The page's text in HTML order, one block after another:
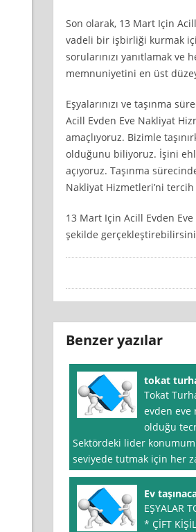
Son olarak, 13 Mart Için
vadeli bir işbirliği kurmak
sorularınızı yanıtlamak
memnuniyetini en üst
Eşyalarınızı ve taşınma
Acill Evden Eve Nakliyat
amaçlıyoruz. Bizimle
olduğunu biliyoruz. İşini ehli
açıyoruz. Taşınma
Nakliyat Hizmetleri’ni
13 Mart Için Acill Evden
şekilde
Benzer yazılar
tokat
Tokat
evden eve
olduğu
Sektördeki lider
seviyede tutmak için her
Ev
EŞYALAR
* ÇİFT